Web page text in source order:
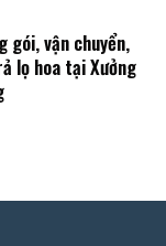
gói, vận chuyển,
lọ hoa tại Xưởng